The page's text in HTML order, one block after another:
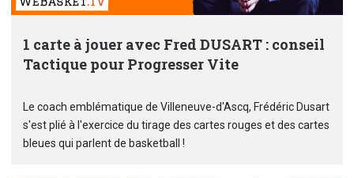
1 carte à jouer avec Fred DUSART : conseil
Tactique pour Progresser Vite
Le coach emblématique de Villeneuve-d'Ascq, Frédéric Dusart
s'est plié à l'exercice du tirage des cartes rouges et des cartes
bleues qui parlent de basketball !